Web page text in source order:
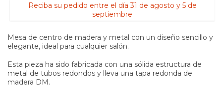
Reciba su pedido entre el día 31 de agosto y 5 de
septiembre
Mesa de centro de madera y metal con un diseño sencillo y
elegante, ideal para cualquier salón.
Esta pieza ha sido fabricada con una sólida estructura de
metal de tubos redondos y lleva una tapa redonda de
madera DM.